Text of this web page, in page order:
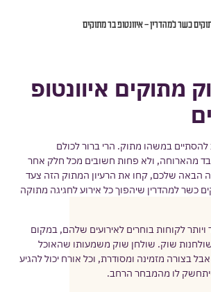
כשר למהדרין – איוונטופ בר מתוקים
מתוקים איוונטופ
במשהו מתוק. הרי ברור לכולם
מהארוחה, ולא פחות חשובים מכל חלק אחר
הבאה שלכם, קחו את הרעיון המתוק הזה צעד
כשר למהדרין שיהפוך כל אירוע לחגיגה מתוקה
ויותר לקוחות בוחרים לאירועים שלהם, במקום
שולחנות שוק. שולחן שוק משמעותו שהאוכל
בצורה מזמינה ומסודרת, וכל אורח יכול להגיע
לו מהמבחר הרחב.